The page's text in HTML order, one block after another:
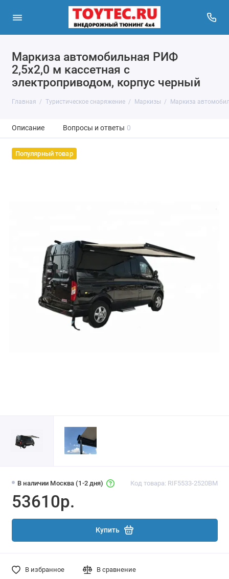
Маркиза автомобильная РИФ
2,5х2,0 м кассетная с
электроприводом, корпус черный
Главная Туристическое снаряжение Маркизы Маркиза
Описание Вопросы и ответы 0
Популярный товар
В наличии Москва (1-2 дня) Код товара: RIF5533-2520BM
53610р.
Купить
В избранное В сравнение